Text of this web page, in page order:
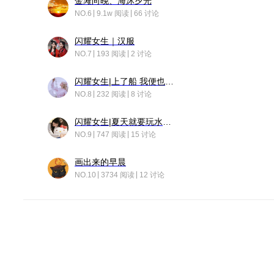
NO.6 9.1w 阅读 66 讨论
闪耀女生｜汉服
NO.7 193 阅读 2 讨论
NO.8 232 阅读 8 讨论
NO.9 747 阅读 15 讨论
画出来的早晨
NO.10 3734 阅读 12 讨论